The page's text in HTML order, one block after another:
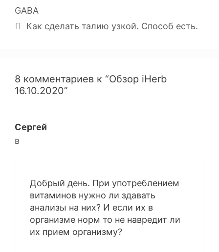
GABA
Как сделать талию узкой. Способ есть.
8 комментариев к “Обзор iHerb
16.10.2020”
Сергей
в
Добрый день. При употреблением
витаминов нужно ли здавать
анализы на них? И если их в
организме норм то не навредит ли
их прием организму?